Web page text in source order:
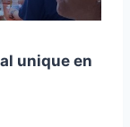
unique en